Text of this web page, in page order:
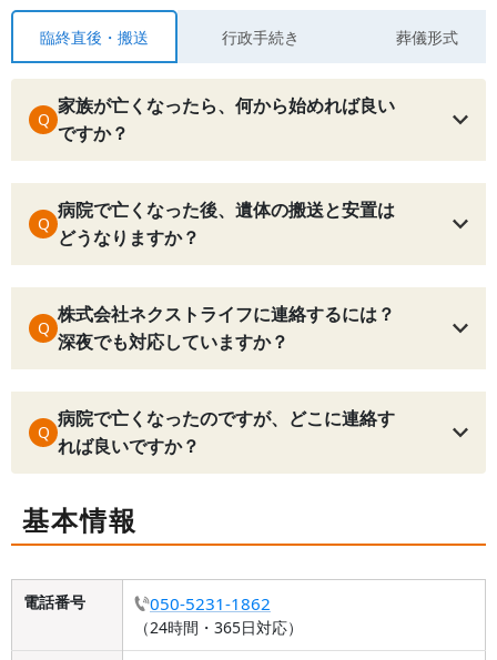
臨終直後・搬送 行政手続き 葬儀形式
Q
家族が亡くなったら、何から始めれば良い
ですか？
Q
病院で亡くなった後、遺体の搬送と安置は
どうなりますか？
Q
株式会社ネクストライフに連絡するには？
深夜でも対応していますか？
Q
病院で亡くなったのですが、どこに連絡す
れば良いですか？
基本情報
電話番号 050-5231-1862
（24時間・365日対応）